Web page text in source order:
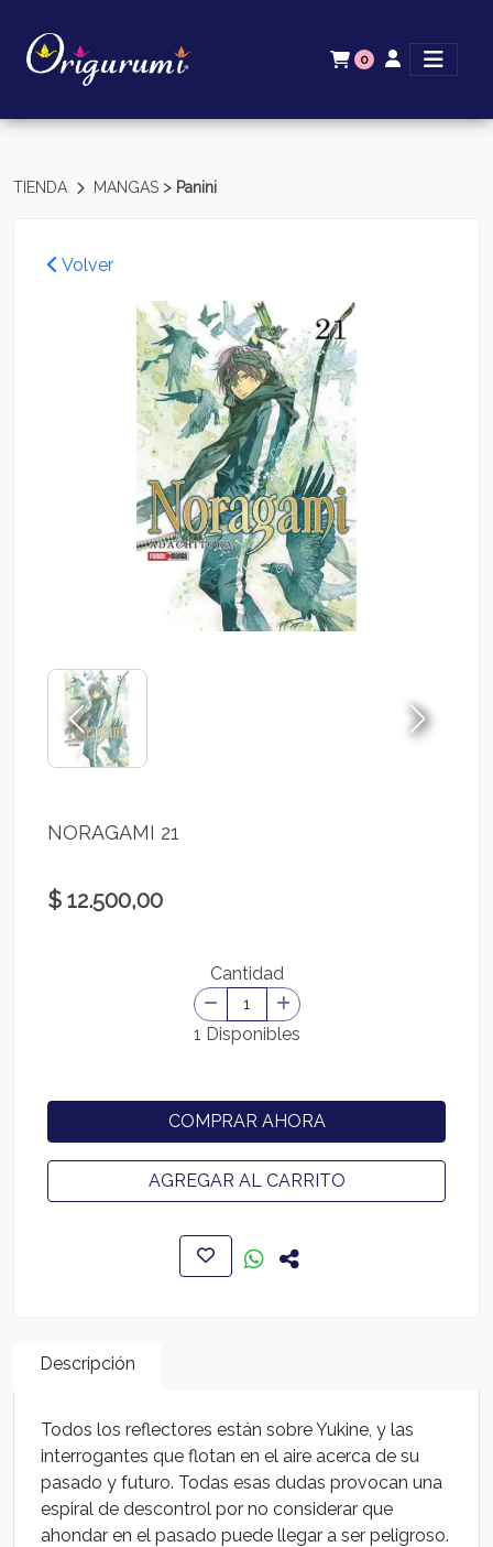
0
TIENDA MANGAS > Panini
Volver
NORAGAMI 21
$ 12.500,00
Cantidad
1 Disponibles
COMPRAR AHORA
AGREGAR AL CARRITO
Descripción
Todos los reflectores están sobre Yukine, y las
interrogantes que flotan en el aire acerca de su
pasado y futuro. Todas esas dudas provocan una
espiral de descontrol por no considerar que
ahondar en el pasado puede llegar a ser peligroso.